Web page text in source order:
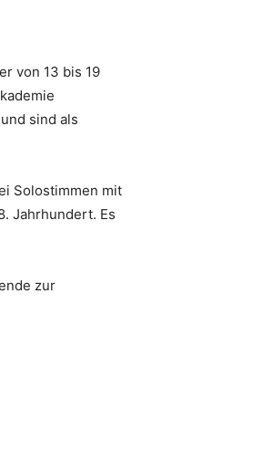
von 13 bis 19
sind als
Solostimmen mit
Jahrhundert. Es
zur